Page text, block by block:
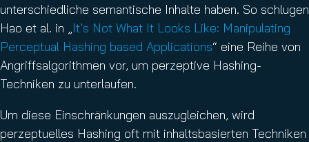
unterschiedliche semantische Inhalte haben. So schlugen
Hao et al. in „It’s Not What It Looks Like: Manipulating
Perceptual Hashing based Applications“ eine Reihe von
Angriffsalgorithmen vor, um perzeptive Hashing-
Techniken zu unterlaufen.
Um diese Einschränkungen auszugleichen, wird
perzeptuelles Hashing oft mit inhaltsbasierten Techniken